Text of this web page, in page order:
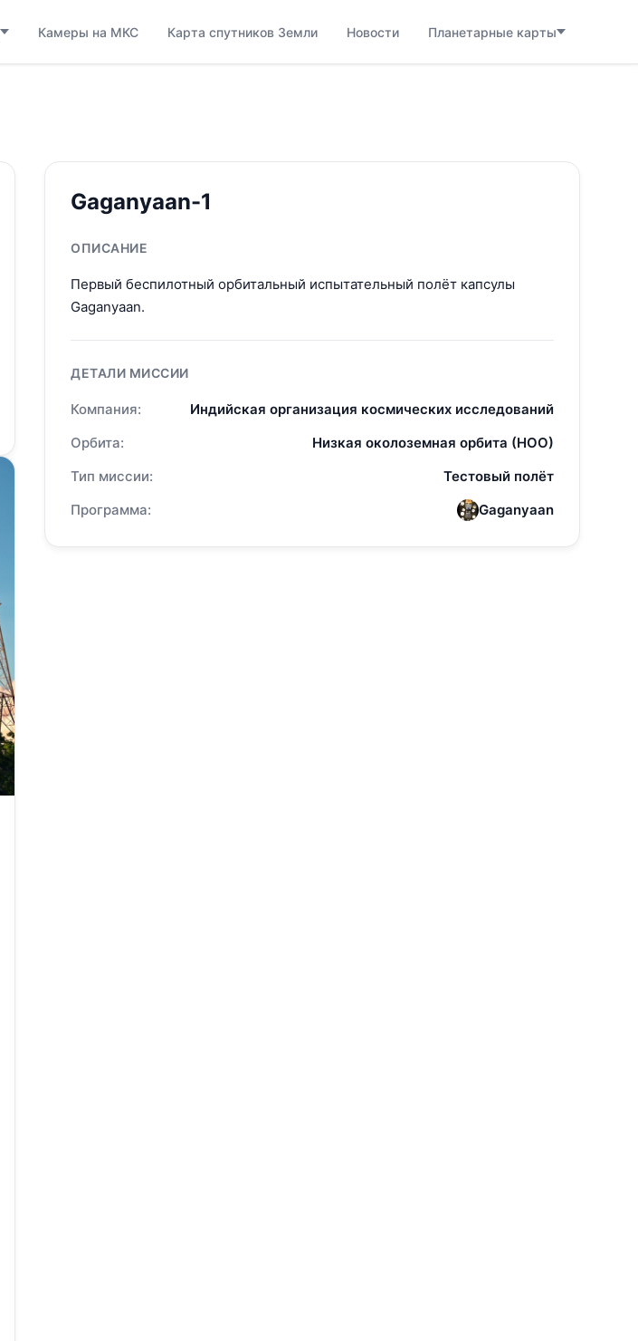
Камеры на МКС Карта спутников Земли Новости Планетарные карты
Gaganyaan-1
ОПИСАНИЕ
Первый беспилотный орбитальный испытательный полёт капсулы
Gaganyaan.
ДЕТАЛИ МИССИИ
Компания:
Индийская организация космических исследований
Орбита:
Низкая околоземная орбита (НОО)
Тип миссии:
Тестовый полёт
Программа:
Gaganyaan